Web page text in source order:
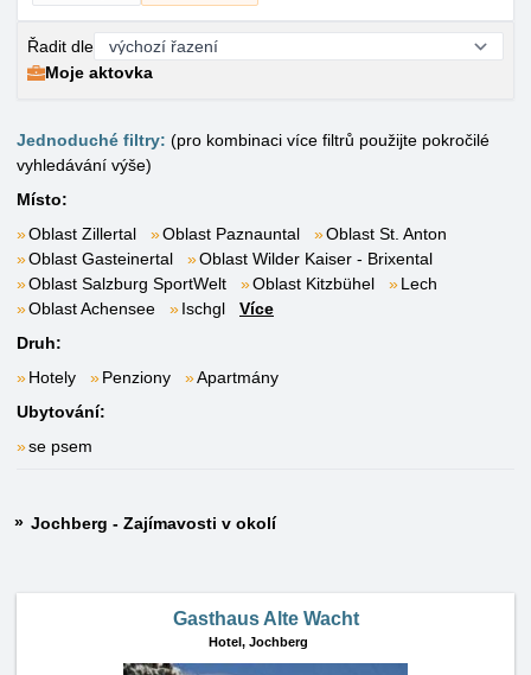
Řadit dle
Moje aktovka
Jednoduché filtry: (pro kombinaci více filtrů použijte pokročilé
vyhledávání výše)
Místo:
Oblast Zillertal
Oblast Paznauntal
Oblast St. Anton
Oblast Gasteinertal
Oblast Wilder Kaiser - Brixental
Oblast Salzburg SportWelt
Oblast Kitzbühel
Lech
Oblast Achensee
Ischgl
Více
Druh:
Hotely
Penziony
Apartmány
Ubytování:
se psem
Jochberg - Zajímavosti v okolí
Gasthaus Alte Wacht
Hotel, Jochberg